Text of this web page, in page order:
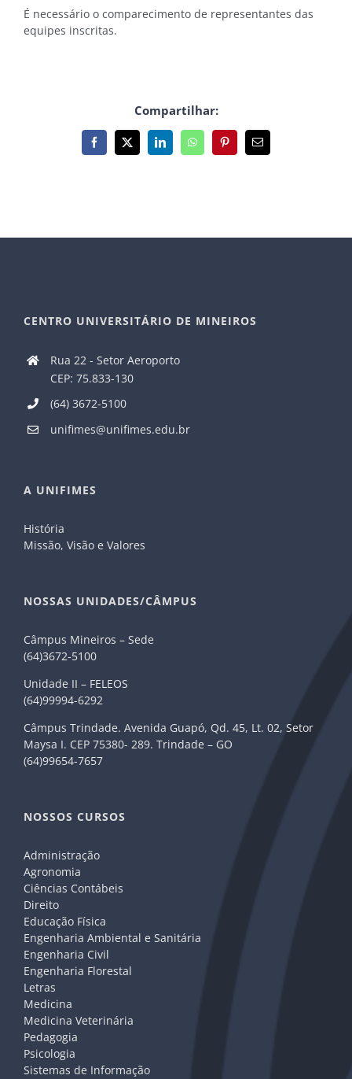
É necessário o comparecimento de representantes das
equipes inscritas.
Compartilhar:
Facebook
X LinkedInWhatsAppPinterest
E-
mail
CENTRO UNIVERSITÁRIO DE MINEIROS
Rua 22 - Setor Aeroporto
CEP: 75.833-130
(64) 3672-5100
unifimes@unifimes.edu.br
A UNIFIMES
História
Missão, Visão e Valores
NOSSAS UNIDADES/CÂMPUS
Câmpus Mineiros – Sede
(64)3672-5100
Unidade II – FELEOS
(64)99994-6292
Câmpus Trindade. Avenida Guapó, Qd. 45, Lt. 02, Setor
Maysa I. CEP 75380- 289. Trindade – GO
(64)99654-7657
NOSSOS CURSOS
Administração
Agronomia
Ciências Contábeis
Direito
Educação Física
Engenharia Ambiental e Sanitária
Engenharia Civil
Engenharia Florestal
Letras
Medicina
Medicina Veterinária
Pedagogia
Psicologia
Sistemas de Informação